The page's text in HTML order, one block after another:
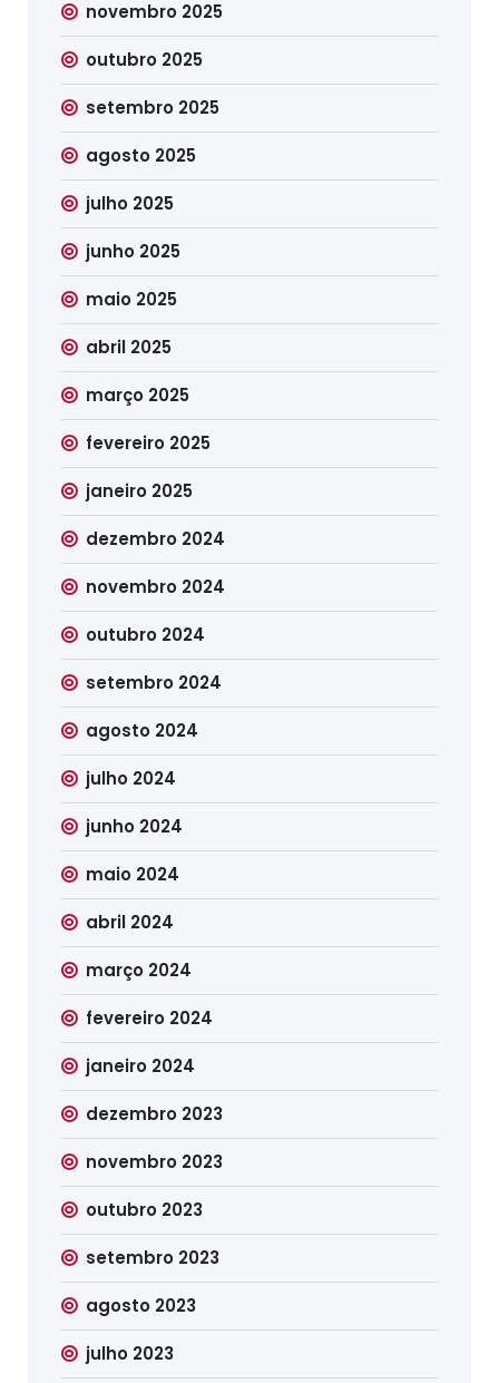
novembro 2025
outubro 2025
setembro 2025
agosto 2025
julho 2025
junho 2025
maio 2025
abril 2025
março 2025
fevereiro 2025
janeiro 2025
dezembro 2024
novembro 2024
outubro 2024
setembro 2024
agosto 2024
julho 2024
junho 2024
maio 2024
abril 2024
março 2024
fevereiro 2024
janeiro 2024
dezembro 2023
novembro 2023
outubro 2023
setembro 2023
agosto 2023
julho 2023